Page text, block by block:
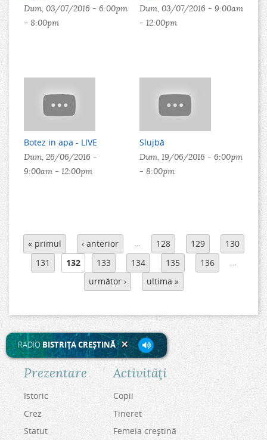
Dum, 03/07/2016 - 6:00pm
- 8:00pm
Dum, 03/07/2016 - 9:00am
- 12:00pm
Botez in apa - LIVE
Dum, 26/06/2016 -
9:00am - 12:00pm
Slujbă
Dum, 19/06/2016 - 6:00pm
- 8:00pm
P
i
« primul ‹ anterior … 128 129
130
131
132 133 134 135 136
următor ›
ultima »
RADIOBISTRIŢA CREŞTINĂ
Prezentare
Istoric
Crez
Statut
Activităţi
Copii
Tineret
Femeia creştină